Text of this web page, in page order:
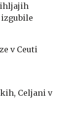
v Ceuti
Celjani v